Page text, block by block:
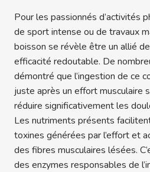
Pour les passionnés d’activités
de sport intense ou de travaux
boisson se révèle être un allié
efficacité redoutable. De
démontré que l’ingestion de ce
juste après un effort musculaire
réduire significativement les
Les nutriments présents
toxines générées par l’effort et
des fibres musculaires lésées.
des enzymes responsables de